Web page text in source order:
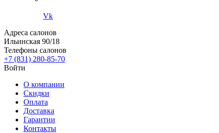
Vk
Адреса салонов
Ильинская 90/18
Телефоны салонов
+7 (831) 280-85-70
Войти
О компании
Скидки
Оплата
Доставка
Гарантии
Контакты